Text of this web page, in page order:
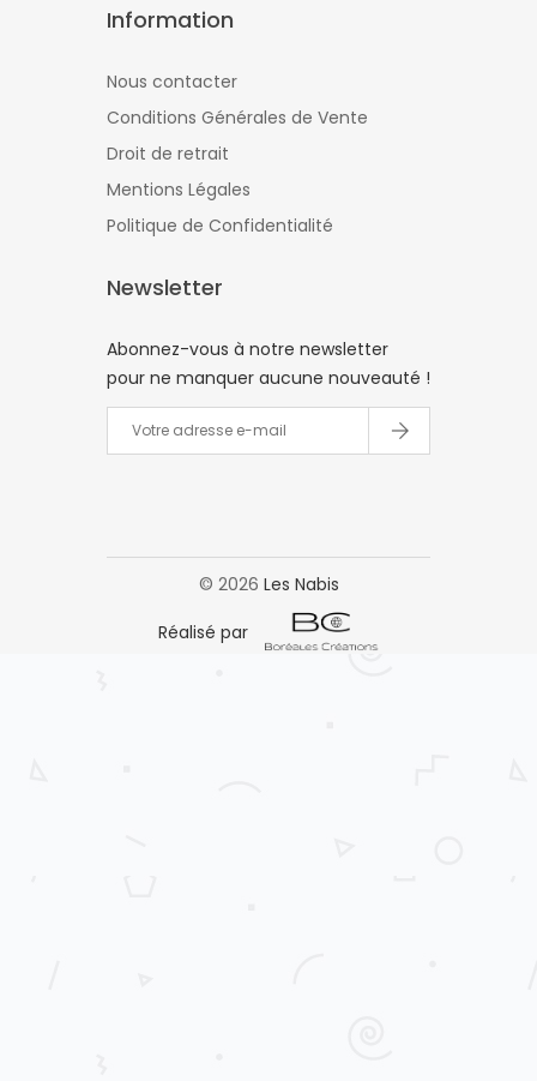
Information
Nous contacter
Conditions Générales de Vente
Droit de retrait
Mentions Légales
Politique de Confidentialité
Newsletter
Abonnez-vous à notre newsletter
pour ne manquer aucune nouveauté !
© 2026 Les Nabis
Réalisé par